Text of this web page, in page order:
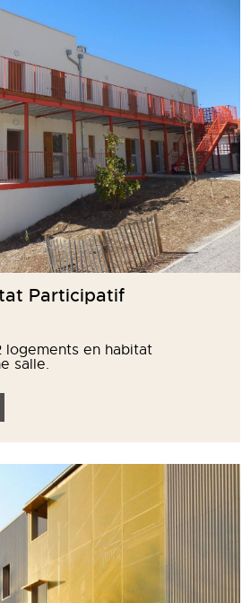
Participatif
logements en habitat
salle.